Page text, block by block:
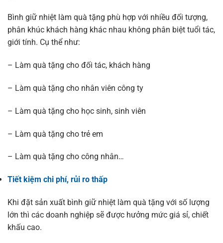
Bình giữ nhiệt làm quà tặng phù hợp với nhiều đối tượng,
phân khúc khách hàng khác nhau không phân biệt tuổi tác,
giới tính. Cụ thể như:
– Làm quà tặng cho đối tác, khách hàng
– Làm quà tặng cho nhân viên công ty
– Làm quà tặng cho học sinh, sinh viên
– Làm quà tặng cho trẻ em
– Làm quà tặng cho công nhân…
Tiết kiệm chi phí, rủi ro thấp
Khi đặt sản xuất bình giữ nhiệt làm quà tặng với số lượng
lớn thì các doanh nghiệp sẽ được hưởng mức giá sỉ, chiết
khấu cao.